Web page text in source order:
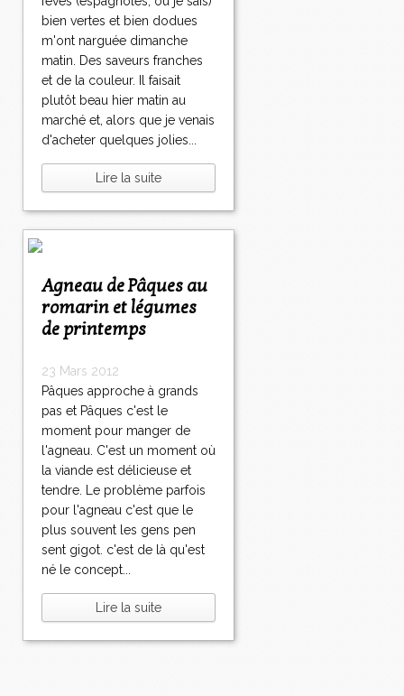
bien vertes et bien dodues
m'ont narguée dimanche
matin. Des saveurs franches
et de la couleur. Il faisait
plutôt beau hier matin au
marché et, alors que je venais
d'acheter quelques jolies...
Lire la suite
Agneau de Pâques au
romarin et légumes
de printemps
23 Mars 2012
Pâques approche à grands
pas et Pâques c'est le
moment pour manger de
l'agneau. C'est un moment où
la viande est délicieuse et
tendre. Le problème parfois
pour l'agneau c'est que le
plus souvent les gens pen
sent gigot. c'est de là qu'est
né le concept...
Lire la suite